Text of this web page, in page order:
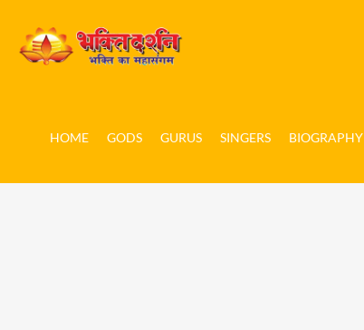
HOME GODS GURUS SINGERS BIOGRAPHY